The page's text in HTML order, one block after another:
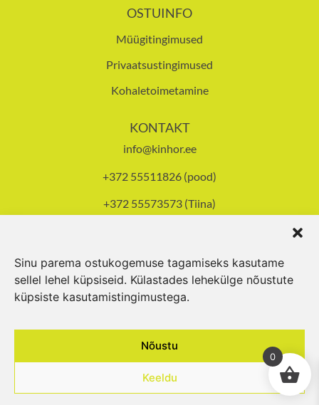
Sinu parema ostukogemuse tagamiseks kasutame
sellel lehel küpsiseid. Külastades lehekülge nõustute
küpsiste kasutamistingimustega.
Nõustu
Keeldu
OSTUINFO
Müügitingimused
Privaatsustingimused
Kohaletoimetamine
KONTAKT
info@kinhor.ee
+372 55511826 (pood)
+372 55573573 (Tiina)
Avatud E-R 8-17.30,L 10-14
0